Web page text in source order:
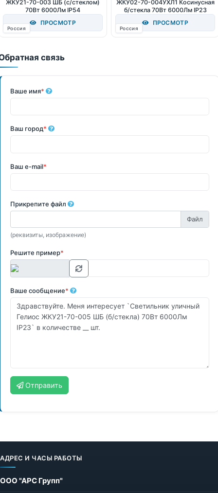
ЖКУ21-70-003 ШБ (с/стеклом)
70Вт 6000Лм IP54
ПРОСМОТР
Россия
ЖКУ02-70-004УХЛ1 Косинусная
б/стекла 70Вт 6000Лм IP23
ПРОСМОТР
Россия
связь
Ваше имя*
Ваш город*
Ваш e-mail*
Прикрепите файл
(реквизиты, изображение)
Решите пример*
Ваше сообщение*
Отправить
АДРЕС И ЧАСЫ РАБОТЫ
ООО "АРС Групп"